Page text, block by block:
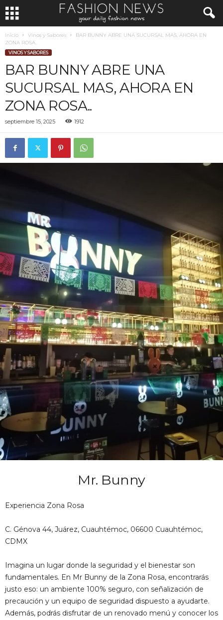
Inicio Vinos y Sabores
BAR BUNNY ABRE UNA SUCURSAL MAS, AHORA EN
ZONA ROSA..
VINOS Y SABORES
BAR BUNNY ABRE UNA
SUCURSAL MAS, AHORA EN
ZONA ROSA..
septiembre 15, 2025 1912
Mr. Bunny
Experiencia Zona Rosa
C. Génova 44, Juárez, Cuauhtémoc, 06600 Cuauhtémoc,
CDMX
Imagina un lugar donde la seguridad y el bienestar son
fundamentales. En Mr Bunny de la Zona Rosa, encontrarás
justo eso: un ambiente 100% seguro, con señalización de
precaución y un equipo de seguridad dispuesto a ayudarte.
Además, podrás disfrutar de un renovado menú y conocer los